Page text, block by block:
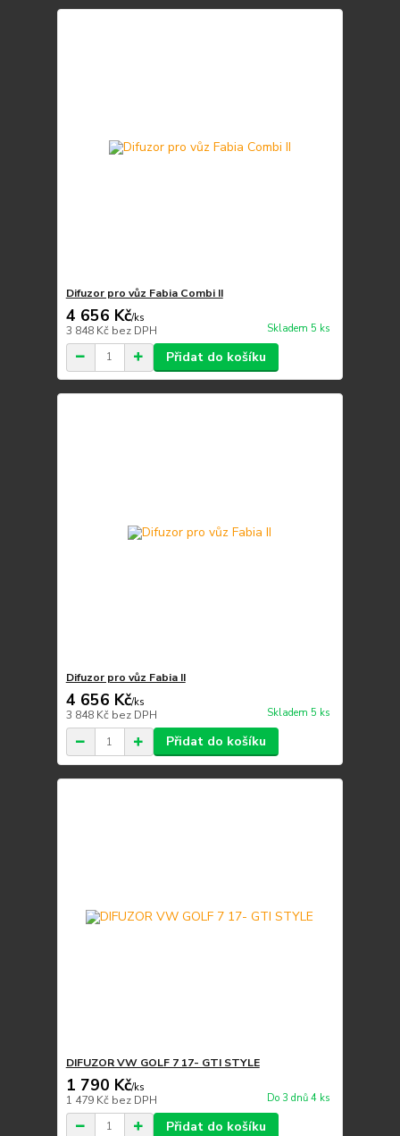
Difuzor pro vůz Fabia Combi II
4 656 Kč/ks
3 848 Kč bez DPH Skladem 5 ks
Přidat do košíku
Difuzor pro vůz Fabia II
4 656 Kč/ks
3 848 Kč bez DPH Skladem 5 ks
Přidat do košíku
DIFUZOR VW GOLF 7 17- GTI STYLE
1 790 Kč/ks
1 479 Kč bez DPH Do 3 dnů 4 ks
Přidat do košíku